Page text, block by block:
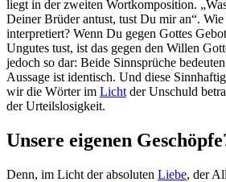
liegt in der zweiten Wortkomposition.
Deiner Brüder antust, tust Du mir an“.
interpretiert? Wenn Du gegen Gottes
Ungutes tust, ist das gegen den Willen
jedoch so dar: Beide Sinnsprüche
Aussage ist identisch. Und diese
wir die Wörter im Licht der Unschuld
der Urteilslosigkeit.
Unsere eigenen
Denn, im Licht der absoluten Liebe, der